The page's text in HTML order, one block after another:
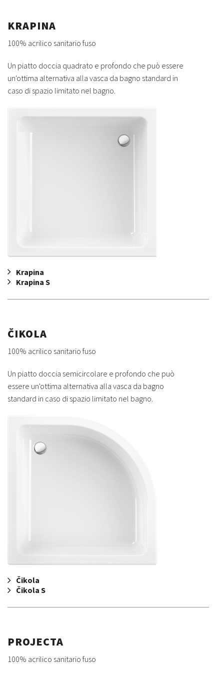
KRAPINA
100% acrilico sanitario fuso
Un piatto doccia quadrato e profondo che può essere
un'ottima alternativa alla vasca da bagno standard in
caso di spazio limitato nel bagno.
Krapina
Krapina S
ČIKOLA
100% acrilico sanitario fuso
Un piatto doccia semicircolare e profondo che può
essere un'ottima alternativa alla vasca da bagno
standard in caso di spazio limitato nel bagno.
Čikola
Čikola S
PROJECTA
100% acrilico sanitario fuso